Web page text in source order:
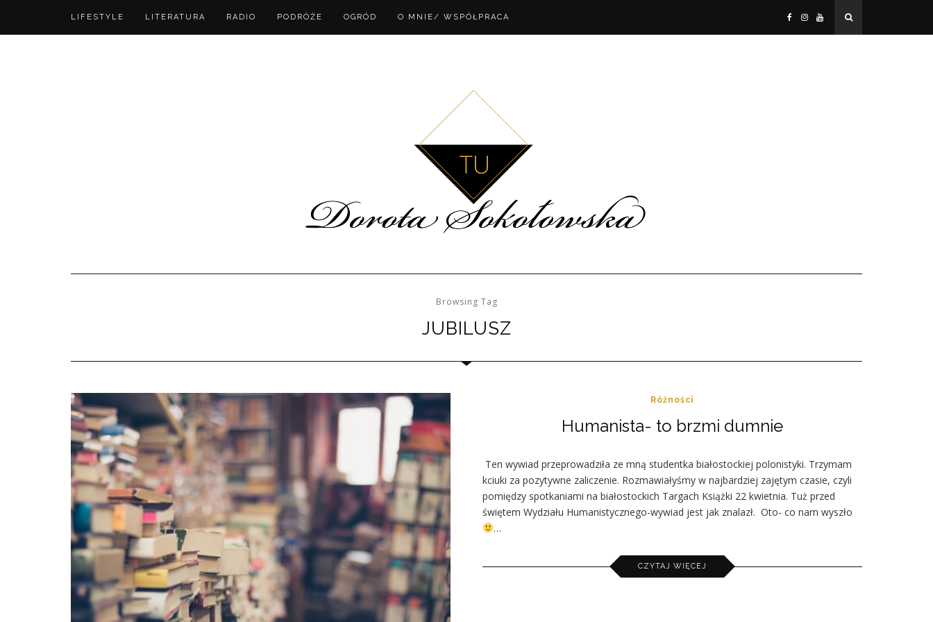
LIFESTYLE LITERATURA RADIO PODRÓŻE OGRÓD O MNIE/ WSPÓŁPRACA
Browsing Tag
JUBILUSZ
Różności
Humanista- to brzmi dumnie
Ten wywiad przeprowadziła ze mną studentka białostockiej polonistyki. Trzymam
kciuki za pozytywne zaliczenie. Rozmawiałyśmy w najbardziej zajętym czasie, czyli
pomiędzy spotkaniami na białostockich Targach Książki 22 kwietnia. Tuż przed
świętem Wydziału Humanistycznego-wywiad jest jak znalazł. Oto- co nam wyszło
…
CZYTAJ WIĘCEJ